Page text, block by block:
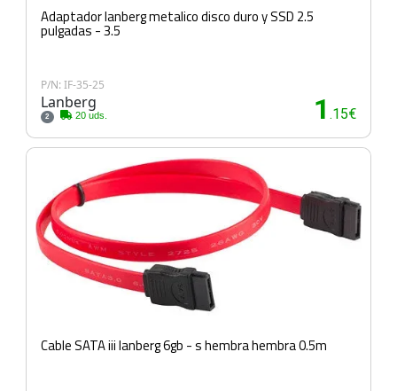
Adaptador lanberg metalico disco duro y SSD 2.5
pulgadas - 3.5
P/N: IF-35-25
Lanberg
2 20 uds. 1 .15€
Cable SATA iii lanberg 6gb - s hembra hembra 0.5m